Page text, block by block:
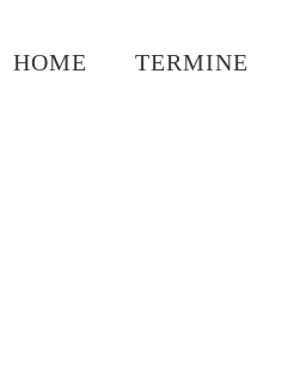
HOME TERMINE